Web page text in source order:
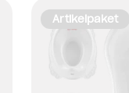
Artikelpaket